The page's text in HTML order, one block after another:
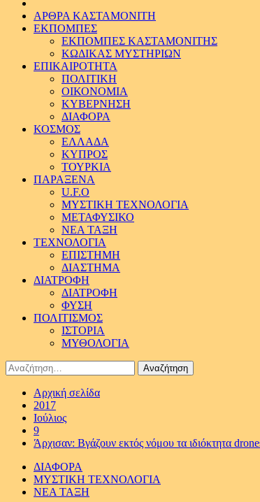
ΑΡΘΡΑ ΚΑΣΤΑΜΟΝΙΤΗ
ΕΚΠΟΜΠΕΣ
ΕΚΠΟΜΠΕΣ ΚΑΣΤΑΜΟΝΙΤΗΣ
ΚΩΔΙΚΑΣ ΜΥΣΤΗΡΙΩΝ
ΕΠΙΚΑΙΡΟΤΗΤΑ
ΠΟΛΙΤΙΚΗ
ΟΙΚΟΝΟΜΙΑ
ΚΥΒΕΡΝΗΣΗ
ΔΙΑΦΟΡΑ
ΚΟΣΜΟΣ
ΕΛΛΑΔΑ
ΚΥΠΡΟΣ
ΤΟΥΡΚΙΑ
ΠΑΡΑΞΕΝΑ
U.F.O
ΜΥΣΤΙΚΗ ΤΕΧΝΟΛΟΓΙΑ
ΜΕΤΑΦΥΣΙΚΟ
ΝΕΑ ΤΑΞΗ
ΤΕΧΝΟΛΟΓΙΑ
ΕΠΙΣΤΗΜΗ
ΔΙΑΣΤΗΜΑ
ΔΙΑΤΡΟΦΗ
ΔΙΑΤΡΟΦΗ
ΦΥΣΗ
ΠΟΛΙΤΙΣΜΟΣ
ΙΣΤΟΡΙΑ
ΜΥΘΟΛΟΓΙΑ
Αναζήτηση
για:
Αρχική σελίδα
2017
Ιούλιος
9
Άρχισαν: Βγάζουν εκτός νόμου τα ιδιόκτητα
ΔΙΑΦΟΡΑ
ΜΥΣΤΙΚΗ ΤΕΧΝΟΛΟΓΙΑ
ΝΕΑ ΤΑΞΗ